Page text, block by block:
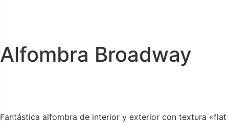
Alfombra Broadway
Fantástica alfombra de interior y exterior con textura «flat